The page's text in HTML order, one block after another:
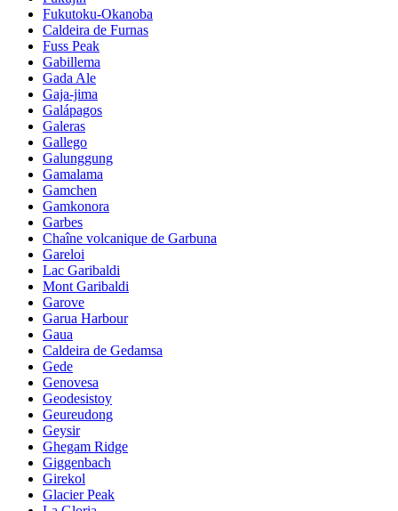
Fukutoku-Okanoba
Caldeira de Furnas
Fuss Peak
Gabillema
Gada Ale
Gaja-jima
Galápagos
Galeras
Gallego
Galunggung
Gamalama
Gamchen
Gamkonora
Garbes
Chaîne volcanique de Garbuna
Gareloi
Lac Garibaldi
Mont Garibaldi
Garove
Garua Harbour
Gaua
Caldeira de Gedamsa
Gede
Genovesa
Geodesistoy
Geureudong
Geysir
Ghegam Ridge
Giggenbach
Girekol
Glacier Peak